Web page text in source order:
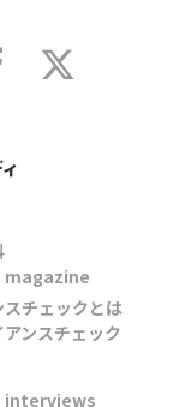
magazine
スチェックとは
ンスチェック
interviews